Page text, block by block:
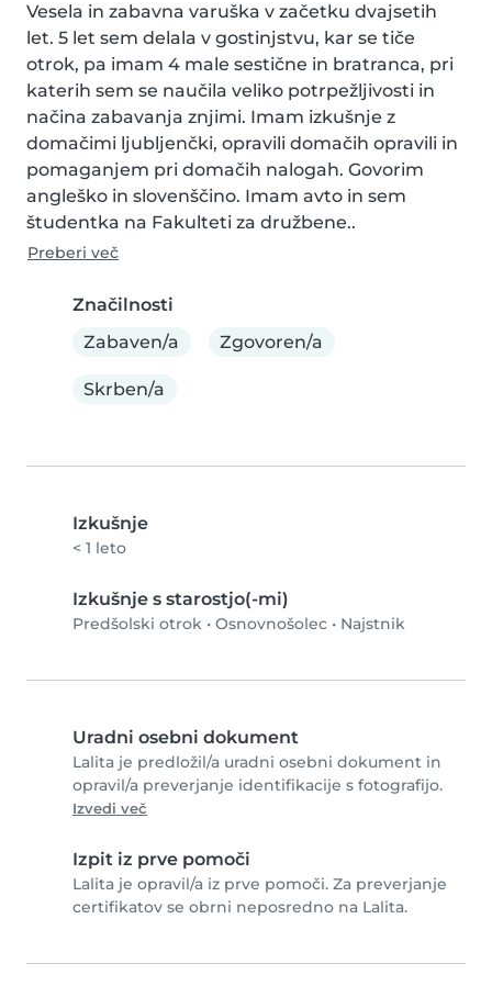
Vesela in zabavna varuška v začetku dvajsetih
let. 5 let sem delala v gostinjstvu, kar se tiče
otrok, pa imam 4 male sestične in bratranca, pri
katerih sem se naučila veliko potrpežljivosti in
načina zabavanja znjimi. Imam izkušnje z
domačimi ljubljenčki, opravili domačih opravili in
pomaganjem pri domačih nalogah. Govorim
angleško in slovenščino. Imam avto in sem
študentka na Fakulteti za družbene..
Preberi več
Značilnosti
Zabaven/a
Zgovoren/a
Skrben/a
Izkušnje
< 1 leto
Izkušnje s starostjo(-mi)
Predšolski otrok • Osnovnošolec • Najstnik
Uradni osebni dokument
Lalita je predložil/a uradni osebni dokument in
opravil/a preverjanje identifikacije s fotografijo.
Izvedi več
Izpit iz prve pomoči
Lalita je opravil/a iz prve pomoči. Za preverjanje
certifikatov se obrni neposredno na Lalita.